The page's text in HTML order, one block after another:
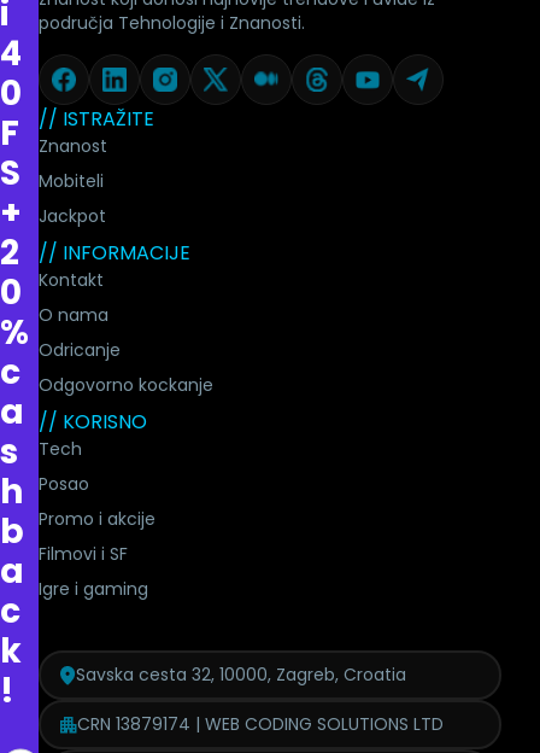
i
4
0
F
S
+
2
0
%
c
a
s
h
b
a
c
k
!
// ISTRAŽITE
Znanost
Mobiteli
Jackpot
// INFORMACIJE
Kontakt
O nama
Odricanje
Odgovorno kockanje
// KORISNO
Tech
Posao
Promo i akcije
Filmovi i SF
Igre i gaming
područja Tehnologije i Znanosti.
Savska cesta 32, 10000, Zagreb, Croatia
CRN 13879174 | WEB CODING SOLUTIONS LTD